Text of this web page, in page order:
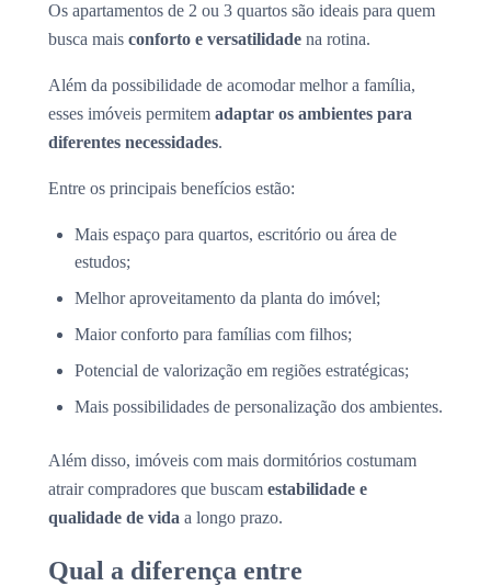
Os apartamentos de 2 ou 3 quartos são ideais para quem
busca mais conforto e versatilidade na rotina.
Além da possibilidade de acomodar melhor a família,
esses imóveis permitem adaptar os ambientes para
diferentes necessidades.
Entre os principais benefícios estão:
Mais espaço para quartos, escritório ou área de
estudos;
Melhor aproveitamento da planta do imóvel;
Maior conforto para famílias com filhos;
Potencial de valorização em regiões estratégicas;
Mais possibilidades de personalização dos ambientes.
Além disso, imóveis com mais dormitórios costumam
atrair compradores que buscam estabilidade e
qualidade de vida a longo prazo.
Qual a diferença entre